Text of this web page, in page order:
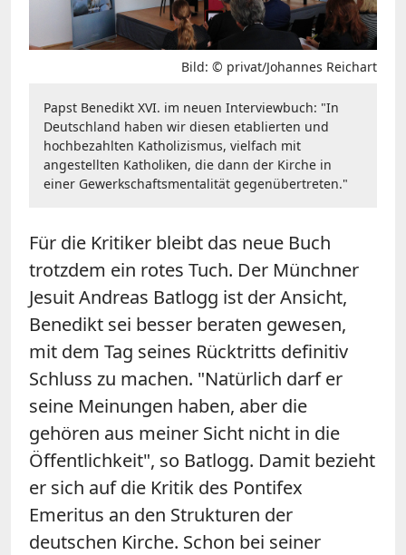
Bild: © privat/Johannes Reichart
Papst Benedikt XVI. im neuen Interviewbuch: "In
Deutschland haben wir diesen etablierten und
hochbezahlten Katholizismus, vielfach mit
angestellten Katholiken, die dann der Kirche in
einer Gewerkschaftsmentalität gegenübertreten."
Für die Kritiker bleibt das neue Buch
trotzdem ein rotes Tuch. Der Münchner
Jesuit Andreas Batlogg ist der Ansicht,
Benedikt sei besser beraten gewesen,
mit dem Tag seines Rücktritts definitiv
Schluss zu machen. "Natürlich darf er
seine Meinungen haben, aber die
gehören aus meiner Sicht nicht in die
Öffentlichkeit", so Batlogg. Damit bezieht
er sich auf die Kritik des Pontifex
Emeritus an den Strukturen der
deutschen Kirche. Schon bei seiner